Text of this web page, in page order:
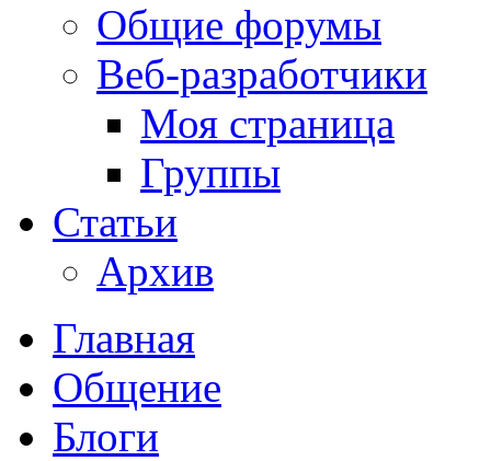
Общие форумы
Веб-разработчики
Моя страница
Группы
Статьи
Архив
Главная
Общение
Блоги